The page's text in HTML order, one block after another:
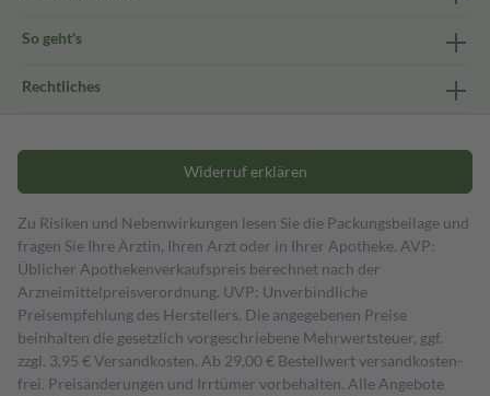
So geht's
Rechtliches
Widerruf erklären
Zu Risiken und Nebenwirkungen lesen Sie die Packungsbeilage und
fragen Sie Ihre Ärztin, Ihren Arzt oder in Ihrer Apotheke. AVP:
Üblicher Apothekenverkaufspreis berechnet nach der
Arzneimittelpreisverordnung. UVP: Unverbindliche
Preisempfehlung des Herstellers. Die angegebenen Preise
beinhalten die gesetzlich vorgeschriebene Mehrwertsteuer, ggf.
zzgl. 3,95 € Versandkosten. Ab 29,00 € Bestell­wert versand­kosten­
frei. Preisänderungen und Irrtümer vorbehalten. Alle Angebote